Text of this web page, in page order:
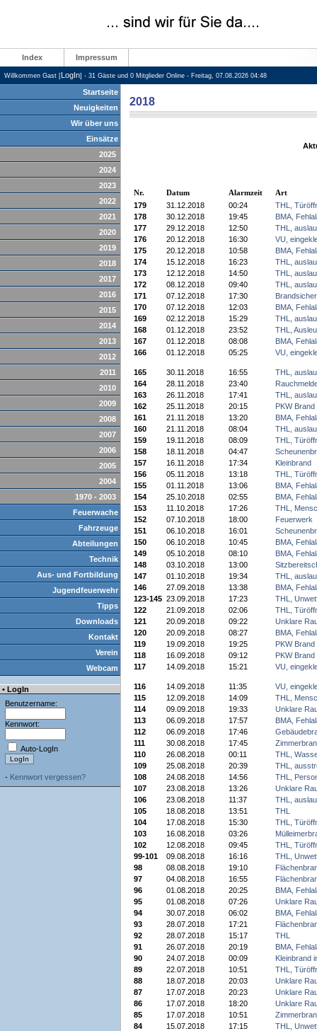
Index Impressum
Willkommen Gast [LogIn] - 31 Gäste und 0 Mitglieder Online - Freitag, 07.08.2026 04:48
Startseite
Neuigkeiten
Wir über uns
Einsätze
2025
2024
2023
2022
2021
2020
2019
2018
2017
2016
2015
2014
2013
2012
2011
2010
2009
2008
2007
2006
2005
2004
1970 - 2003
Feuerwache
Fahrzeuge
Abteilungen
Technik
Aus- und Fortbildung
Jugendfeuerwehr
Tipps
Downloads
Kontakt
Verein
Webcam
• LogIn
Benutzername:
Kennwort:
Auto-LogIn
- Kennwort vergessen?
2018
Nr. Datum Alarmzeit
Art
179
31.12.2018 00:24
THL,
178
30.12.2018 19:45
BMA,
177
29.12.2018 12:50
THL,
176
20.12.2018 16:30
VU,
175
20.12.2018 10:58
BMA,
174
15.12.2018 16:23
THL,
173
12.12.2018 14:50
THL,
172
08.12.2018 09:40
THL,
171
07.12.2018 17:30
170
07.12.2018 12:03
BMA,
169
02.12.2018 15:29
THL,
168
01.12.2018 23:52
THL,
167
01.12.2018 08:08
BMA,
166
01.12.2018 05:25 VU,
165 30.11.2018 16:55
THL,
164
28.11.2018 23:40
163
26.11.2018 17:41
THL,
162
25.11.2018 20:15
PKW Brand
161
21.11.2018 13:20
BMA,
160
21.11.2018 08:04
THL,
159
19.11.2018 08:09
THL,
158
18.11.2018 04:47
157
16.11.2018 17:34
Kleinbrand
156
05.11.2018 13:18
THL,
155
01.11.2018 13:06
BMA,
154
25.10.2018 02:55
BMA,
153
11.10.2018 17:26
THL,
152
07.10.2018 18:00
Feuerwerk
151
06.10.2018 16:01
150
06.10.2018 10:45
BMA,
149
05.10.2018 08:10
BMA,
148
03.10.2018 13:00
147
01.10.2018 19:34
THL,
146
27.09.2018 13:38
BMA,
123-145 23.09.2018 17:23
THL,
122
21.09.2018 02:06
THL,
121
20.09.2018 09:22
Unklare
120
20.09.2018 08:27
BMA,
119
19.09.2018 19:25
PKW Brand
118
16.09.2018 09:12
PKW Brand
117
14.09.2018 15:21 VU,
116 14.09.2018 11:35
VU,
115
12.09.2018 14:09
THL,
114
09.09.2018 19:33
Unklare
113
06.09.2018 17:57
BMA,
112
06.09.2018 17:46
111
30.08.2018 17:45
110
26.08.2018 00:11
THL,
109
25.08.2018 20:39
THL,
108
24.08.2018 14:56
THL,
107
23.08.2018 13:26
Unklare
106
23.08.2018 11:37
THL,
105
18.08.2018 13:51
THL
104
17.08.2018 15:30
THL,
103
16.08.2018 03:26
102
12.08.2018 09:45
THL,
99-101
09.08.2018 16:16
THL,
98
08.08.2018 19:10
97
04.08.2018 16:55
96
01.08.2018 20:25
BMA,
95
01.08.2018 07:26
Unklare
94
30.07.2018 06:02
BMA,
93
28.07.2018 17:21
92
28.07.2018 15:17
THL
91
26.07.2018 20:19
BMA,
90
24.07.2018 00:09
Kleinbrand
89
22.07.2018 10:51
THL,
88
18.07.2018 20:03
Unklare
87
17.07.2018 20:23
Unklare
86
17.07.2018 18:20
Unklare
85
17.07.2018 10:51
84
15.07.2018 17:15
THL,